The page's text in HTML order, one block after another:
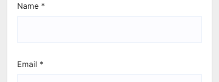
Name *
Email *